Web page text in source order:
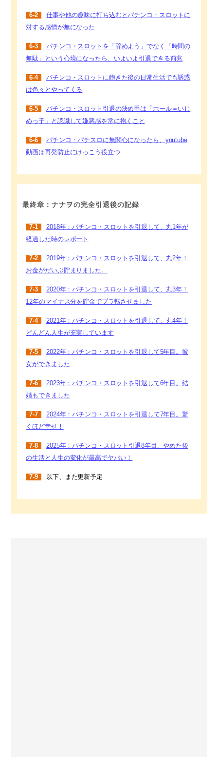
6-2
仕事や他の趣味に打ち込むとパチンコ・スロットに
対する感情が無になった
6-3
パチンコ・スロットを「辞めよう」でなく「時間の
無駄」という心境になったら、いよいよ引退できる前兆
6-4
パチンコ・スロットに飽きた後の日常生活でも誘惑
は色々とやってくる
6-5
パチンコ・スロット引退の決め手は「ホール＝いじ
めっ子」と認識して嫌悪感を常に抱くこと
6-6
パチンコ・パチスロに無関心になったら、youtube
動画は再発防止にけっこう役立つ
最終章：ナナヲの完全引退後の記録
7-1
2018年：パチンコ・スロットを引退して、丸1年が
経過した時のレポート
7-2
2019年：パチンコ・スロットを引退して、丸2年！
お金がだいぶ貯まりました。
7-3
2020年：パチンコ・スロットを引退して、丸3年！
12年のマイナス分を貯金でプラ転させました
7-4
2021年：パチンコ・スロットを引退して、丸4年！
どんどん人生が充実しています
7-5
2022年：パチンコ・スロットを引退して5年目。彼
女ができました
7-6
2023年：パチンコ・スロットを引退して6年目。結
婚もできました
7-7
2024年：パチンコ・スロットを引退して7年目。驚
くほど幸せ！
7-8
2025年：パチンコ・スロット引退8年目。やめた後
の生活と人生の変化が最高でヤバい！
7-9 以下、また更新予定